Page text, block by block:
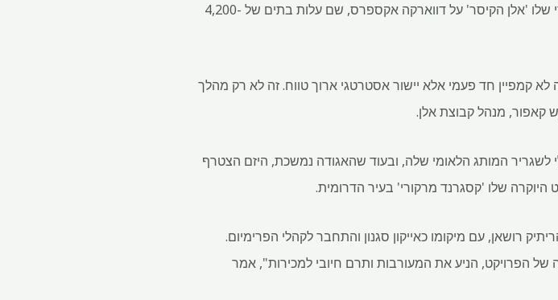
חאן מונה מיד לאחר שהמפתח השיק את פרויקט האולטרה-יוקרי שלו 'אלן הקיסר' על דווארקה אקספרס, שם עלות בתים של 4,200-
קמפיין חד פעמי אלא יישור אסטרטגי ארוך טווח. זה לא רק מהלך
קאפור, מנהל קבוצת אלן.
המותג הלאומי שלה, ובעוד שהאגודה נמשכת, היזם הצטרף
שלו 'קסגרנד מרקורי' בעיר הדרומית.
רושאן, עם מיקומו כאייקון סגנון והתחבר לקהלי הפרימיום.
הפרויקט, הניע את המעורבות ותרם חיובי למכירות", אמר